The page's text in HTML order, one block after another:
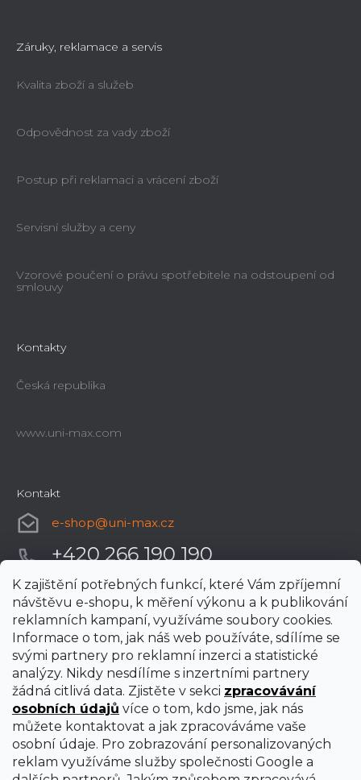
K zajištění potřebných funkcí, které Vám zpříjemní
návštěvu e-shopu, k měření výkonu a k publikování
reklamních kampaní, využíváme soubory cookies.
Informace o tom, jak náš web používáte, sdílíme se
svými partnery pro reklamní inzerci a statistické
analýzy. Nikdy nesdílíme s inzertními partnery
žádná citlivá data. Zjistěte v sekci zpracovávání
osobních údajů více o tom, kdo jsme, jak nás
můžete kontaktovat a jak zpracováváme vaše
osobní údaje. Pro zobrazování personalizovaných
reklam využíváme služby společnosti Google a
Záruky, reklamace a servis
Kvalita zboží a služeb
Odpovědnost za vady zboží
Postup při reklamaci a vrácení zboží
Servisní služby a ceny
Vzorové poučení o právu spotřebitele na odstoupení od
smlouvy
Kontakty
Česká republika
www.uni-max.com
Kontakt
e-shop@uni-max.cz
+420 266 190 190